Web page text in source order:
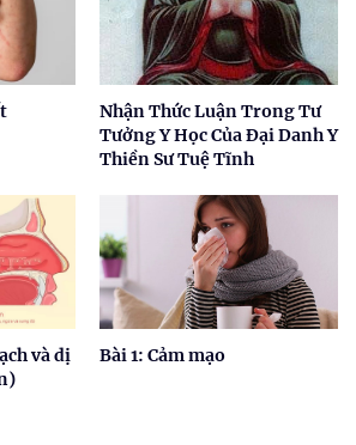
Nhận Thức Luận Trong Tư
Tưởng Y Học Của Đại Danh Y
Thiền Sư Tuệ Tĩnh
và dị
Bài 1: Cảm mạo